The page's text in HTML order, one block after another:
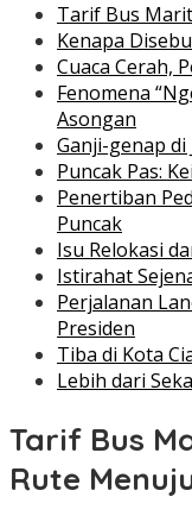
Tarif Bus
Kenapa
Cuaca Cerah,
Fenomena
Asongan
Ganji-genap
Puncak Pas:
Penertiban
Puncak
Isu Relokasi
Istirahat
Perjalanan
Presiden
Tiba di Kota
Lebih dari
Tarif Bus
Rute